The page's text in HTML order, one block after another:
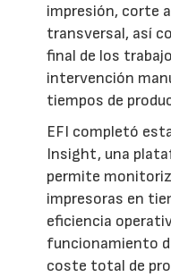
impresión, corte
transversal, así
final de los
intervención
tiempos de
EFI completó
Insight, una
permite
impresoras en
eficiencia
funcionamiento
coste total de